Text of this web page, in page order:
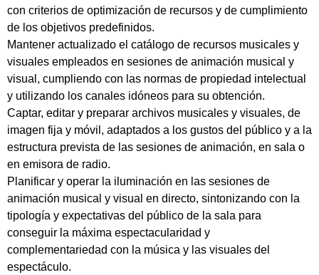
con criterios de optimización de recursos y de cumplimiento
de los objetivos predefinidos.
Mantener actualizado el catálogo de recursos musicales y
visuales empleados en sesiones de animación musical y
visual, cumpliendo con las normas de propiedad intelectual
y utilizando los canales idóneos para su obtención.
Captar, editar y preparar archivos musicales y visuales, de
imagen fija y móvil, adaptados a los gustos del público y a la
estructura prevista de las sesiones de animación, en sala o
en emisora de radio.
Planificar y operar la iluminación en las sesiones de
animación musical y visual en directo, sintonizando con la
tipología y expectativas del público de la sala para
conseguir la máxima espectacularidad y
complementariedad con la música y las visuales del
espectáculo.